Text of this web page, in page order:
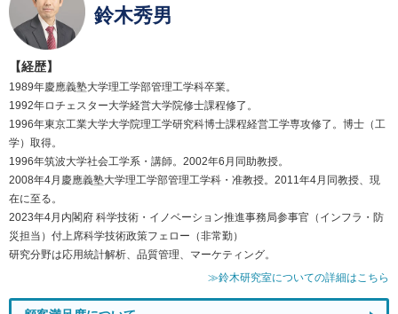
鈴木秀男
【経歴】
1989年慶應義塾大学理工学部管理工学科卒業。
1992年ロチェスター大学経営大学院修士課程修了。
1996年東京工業大学大学院理工学研究科博士課程経営工学専攻修了。博士（工
学）取得。
1996年筑波大学社会工学系・講師。2002年6月同助教授。
2008年4月慶應義塾大学理工学部管理工学科・准教授。2011年4月同教授、現
在に至る。
2023年4月内閣府 科学技術・イノベーション推進事務局参事官（インフラ・防
災担当）付上席科学技術政策フェロー（非常勤）
研究分野は応用統計解析、品質管理、マーケティング。
≫鈴木研究室についての詳細はこちら